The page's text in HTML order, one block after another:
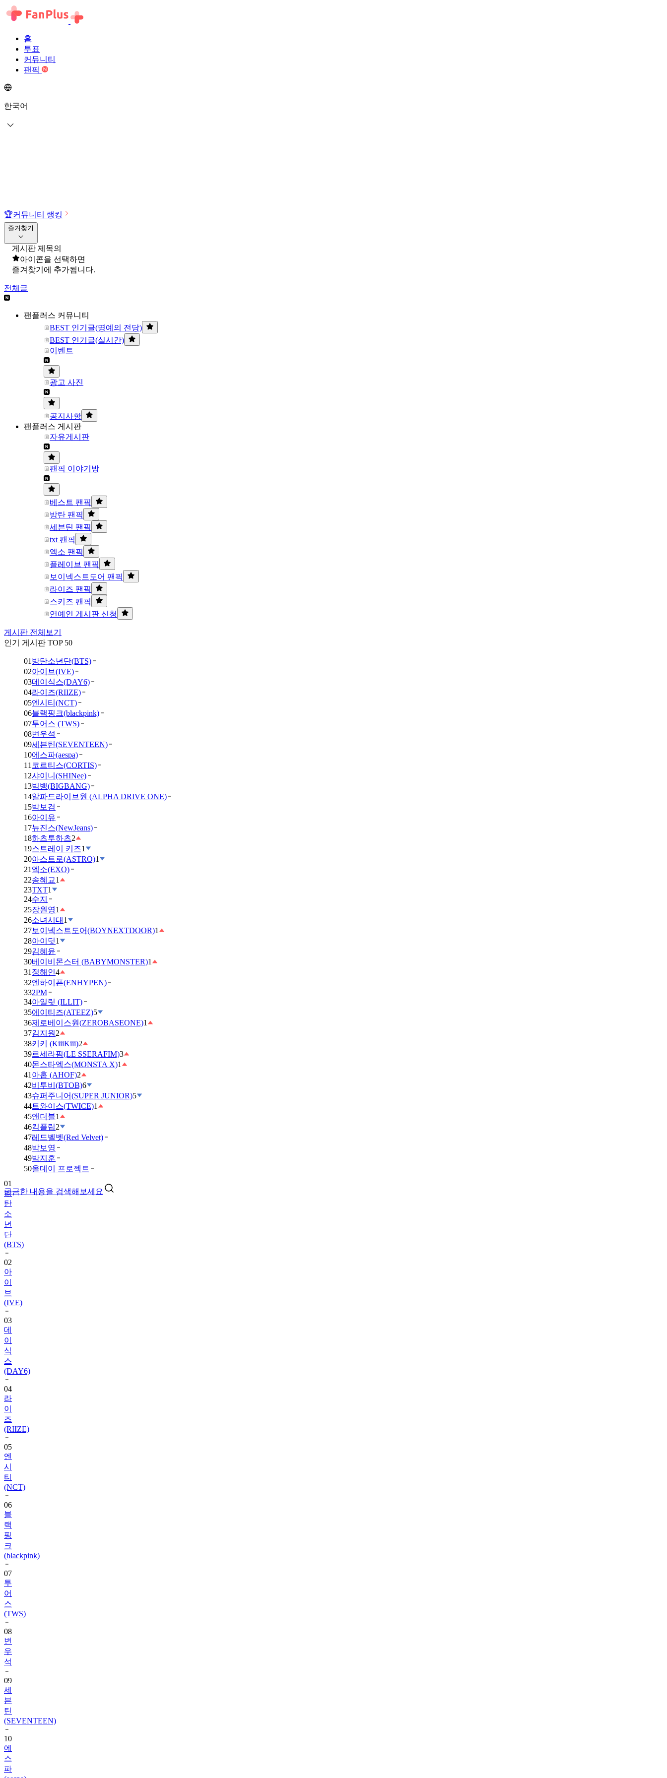
홈
투표
커뮤니티
팬픽
한국어
🏆커뮤니티 랭킹
즐겨찾기
게시판 제목의
아이콘을 선택하면
즐겨찾기에 추가됩니다.
전체글
팬플러스 커뮤니티
BEST 인기글(명예의 전당)
BEST 인기글(실시간)
이벤트
광고 사진
공지사항
팬플러스 게시판
자유게시판
팬픽 이야기방
베스트 팬픽
방탄 팬픽
세븐틴 팬픽
txt 팬픽
엑소 팬픽
플레이브 팬픽
보이넥스트도어 팬픽
라이즈 팬픽
스키즈 팬픽
연예인 게시판 신청
게시판 전체보기
인기 게시판 TOP 50
01 방탄소년단(BTS)
02아이브(IVE)
03데이식스(DAY6)
04라이즈(RIIZE)
05엔시티(NCT)
06블랙핑크(blackpink)
07투어스 (TWS)
08변우석
09세븐틴(SEVENTEEN)
10에스파(aespa)
11 코르티스(CORTIS)
12샤이니(SHINee)
13빅뱅(BIGBANG)
14알파드라이브원 (ALPHA DRIVE ONE)
15박보검
16아이유
17뉴진스(NewJeans)
18하츠투하츠2
19스트레이 키즈1
20아스트로(ASTRO)1
21 엑소(EXO)
22송혜교1
23TXT1
24수지
25장원영1
26소녀시대 1
27보이넥스트도어(BOYNEXTDOOR)1
28아이딧1
29김혜윤
30베이비몬스터 (BABYMONSTER)1
31 정해인4
32엔하이픈(ENHYPEN)
332PM
34아일릿 (ILLIT)
35에이티즈(ATEEZ)5
36제로베이스원(ZEROBASEONE)1
37김지원 2
38키키 (KiiiKiii)2
39르세라핌(LE SSERAFIM)3
40몬스타엑스(MONSTA X)1
41 아홉 (AHOF)2
42비투비(BTOB)6
43슈퍼주니어(SUPER JUNIOR)5
44트와이스(TWICE)1
45앤더블1
46킥플립2
47레드벨벳(Red Velvet)
48박보영
49박지훈
50올데이 프로젝트
궁금한 내용을 검색해보세요
01
방
탄
소
년
단
(BTS)
02
아
이
브
(IVE)
03
데
이
식
스
(DAY6)
04
라
이
즈
(RIIZE)
05
엔
시
티
(NCT)
06
블
랙
핑
크
(blackpink)
07
투
어
스
(TWS)
08
변
우
석
09
세
븐
틴
(SEVENTEEN)
10
에
스
파